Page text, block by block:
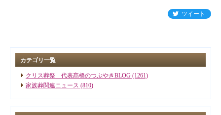
ツイート
カテゴリ一覧
クリス葬祭 代表髙橋のつぶやきBLOG (1261)
家族葬関連ニュース (810)